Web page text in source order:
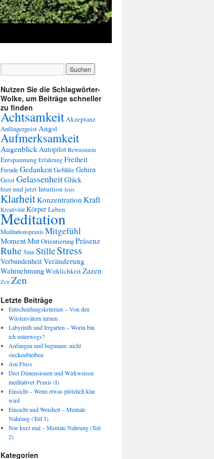
Nutzen Sie die Schlagwörter-
Wolke, um Beiträge schneller
zu finden
AchtsamkeitAkzeptanz
AnfängergeistAngst
Aufmerksamkeit
AugenblickAutopilot Bewusstsein
Entspannung Erfahrung Freiheit
FreudeGedanken GefühleGehirn
GeistGelassenheitGlück
hier und jetztIntuition Jetzt
KlarheitKonzentrationKraft
Kreativität KörperLeben
Meditation
MeditationspraxisMitgefühl
MomentMutOrientierungPräsenz
Ruhe SinnStilleStress
VerbundenheitVeränderung
WahrnehmungWirklichkeitZazen
Zeit Zen
Letzte Beiträge
Entscheidungskriterien – Von den
Wüstenvätern lernen
Labyrinth und Irrgarten – Worin bin
ich unterwegs?
Anfangen und beginnen: nicht
steckenbleiben
Am Fluss
Drei Dimensionen und Wirkweisen
meditativer Praxis (I)
Einsicht – Wenn etwas plötzlich klar
wird
Einsicht und Weisheit – Mentale
Nahrung (Teil 3)
Nur kurz mal – Mentale Nahrung (Teil
2)
Kategorien